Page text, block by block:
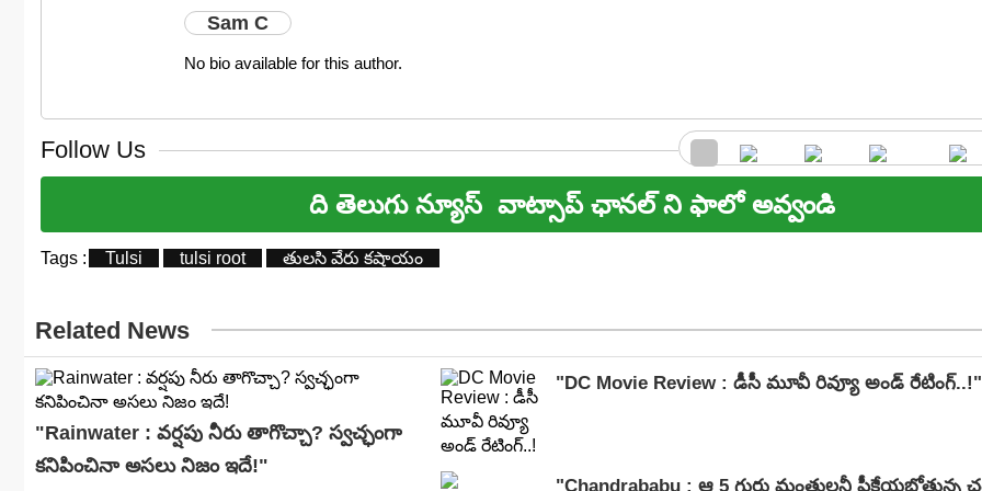
Sam C
No bio available for this author.
Follow Us
ది తెలుగు న్యూస్ వాట్సాప్ ఛానల్ ని ఫాలో అవ్వండి
Tags : Tulsi tulsi root తులసి వేరు కషాయం
Related News
"Rainwater : వర్షపు నీరు తాగొచ్చా? స్వచ్ఛంగా
కనిపించినా అసలు నిజం ఇదే!"
"DC Movie Review : డీసీ మూవీ రివ్యూ అండ్ రేటింగ్‌..!"
"Chandrababu : ఆ 5 గురు మంత్రులనీ పీకేయబోతున్న